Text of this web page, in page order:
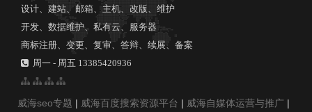
设计、建站、邮箱、主机、改版、维护
开发、数据维护、私有云、服务器
商标注册、变更、复审、答辩、续展、备案
周一 - 周五 13385420936
威海seo专题 | 威海百度搜索资源平台 | 威海自媒体运营与推广 |